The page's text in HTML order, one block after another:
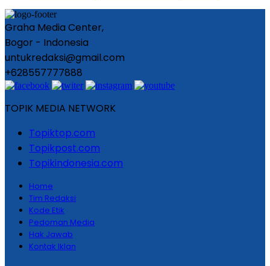
Graha Media Center,
Bogor - Indonesia
untukredaksi@gmail.com
+628557777888
TOPIK MEDIA NETWORK
Topiktop.com
Topikpost.com
Topikindonesia.com
Home
Tim Redaksi
Kode Etik
Pedoman Media
Hak Jawab
Kontak Iklan